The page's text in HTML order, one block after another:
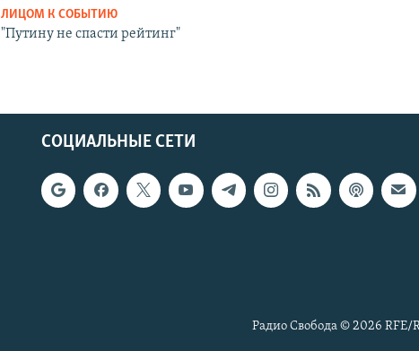
ЛИЦОМ К СОБЫТИЮ
"Путину не спасти рейтинг"
СОЦИАЛЬНЫЕ СЕТИ
Радио Свобода © 2026